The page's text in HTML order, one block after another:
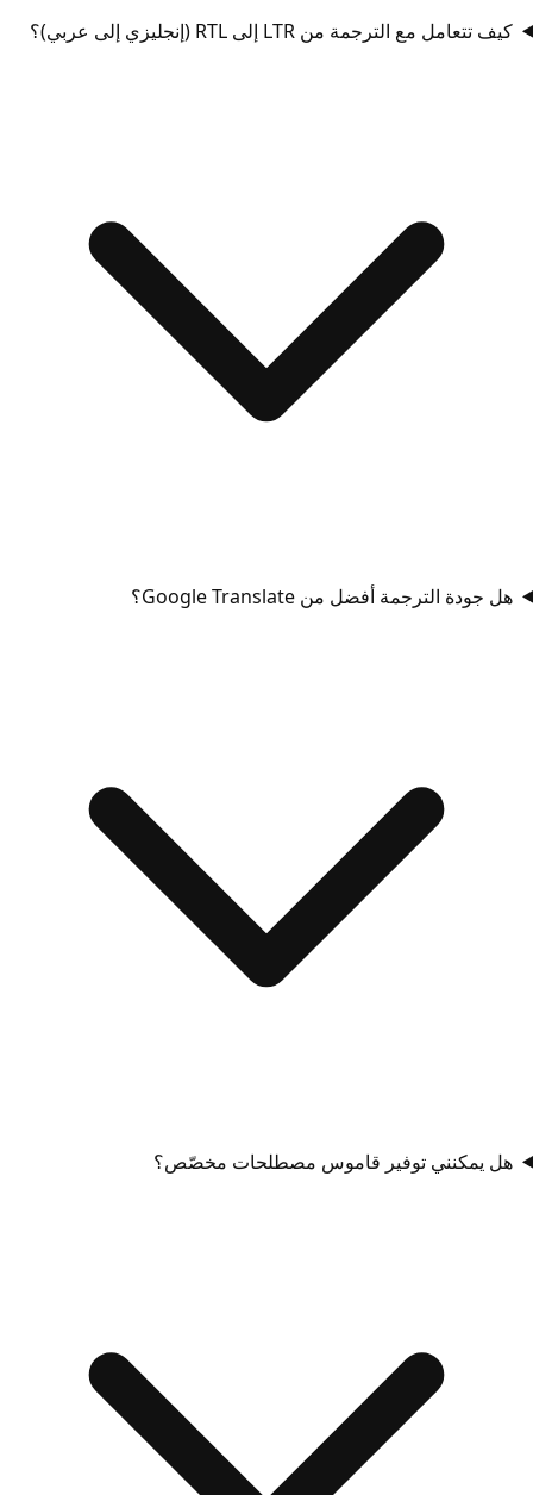
كيف تتعامل مع الترجمة من LTR إلى RTL (إنجليزي إلى عربي)؟
هل جودة الترجمة أفضل من Google Translate؟
هل يمكنني توفير قاموس مصطلحات مخصّص؟